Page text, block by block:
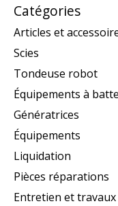
Catégories
Articles et
Scies
Tondeuse robot
Équipements à
Génératrices
Équipements
Liquidation
Pièces réparations
Entretien et